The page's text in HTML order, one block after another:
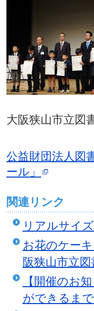
大阪狭山市立
公益財団法人図
ール」
関連リンク
リアルサイ
お花のケー
阪狭山市立図
【開催のお
ができるま